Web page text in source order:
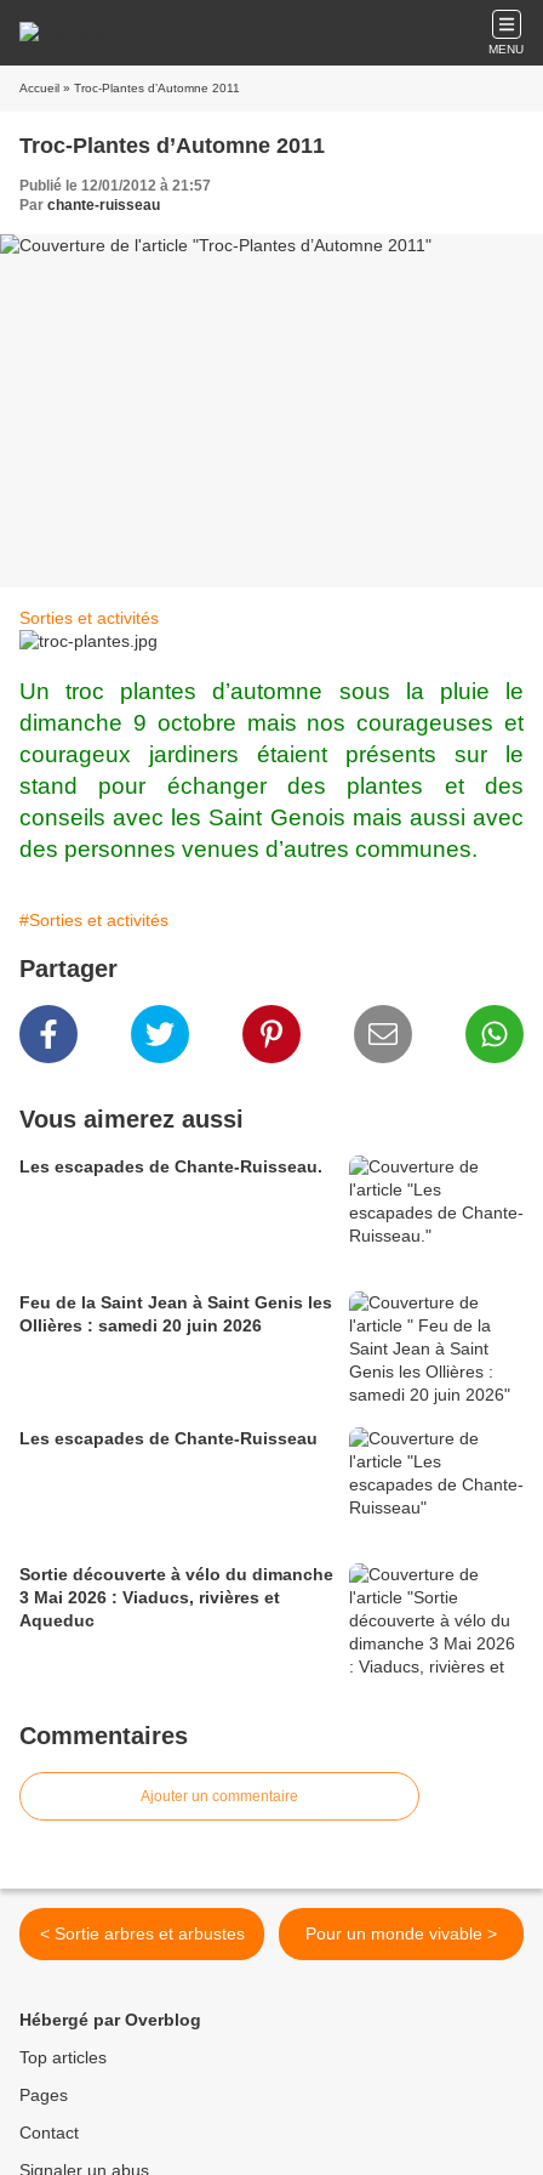
MENU
Accueil » Troc-Plantes d’Automne 2011
Troc-Plantes d’Automne 2011
Publié le 12/01/2012 à 21:57
Par chante-ruisseau
Sorties et activités
Un troc plantes d’automne sous la pluie le
dimanche 9 octobre mais nos courageuses et
courageux jardiners étaient présents sur le
stand pour échanger des plantes et des
conseils avec les Saint Genois mais aussi avec
des personnes venues d’autres communes.
#Sorties et activités
Partager
Vous aimerez aussi
Les escapades de Chante-Ruisseau.
Feu de la Saint Jean à Saint Genis les
Ollières : samedi 20 juin 2026
Les escapades de Chante-Ruisseau
Sortie découverte à vélo du dimanche
3 Mai 2026 : Viaducs, rivières et
Aqueduc
Commentaires
Ajouter un commentaire
< Sortie arbres et arbustes Pour un monde vivable >
Hébergé par Overblog
Top articles
Pages
Contact
Signaler un abus